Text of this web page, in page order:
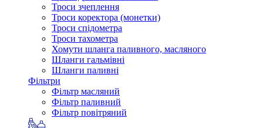
Троси зчеплення
Троси коректора (монетки)
Троси спідометра
Троси тахометра
Хомути шланга паливного, масляного
Шланги гальмівні
Шланги паливні
Фільтри
Фільтр масляний
Фільтр паливний
Фільтр повітряний